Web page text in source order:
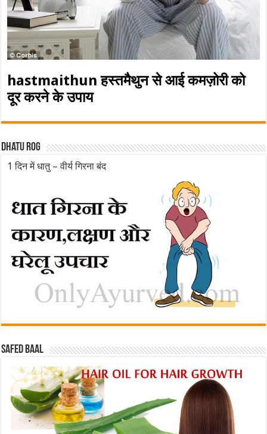
hastmaithun हस्तमैथुन से आई कमज़ोरी को
दूर करने के उपाय
Dhatu rog
1 दिन में धातु – वीर्य गिरना बंद
Safed baal